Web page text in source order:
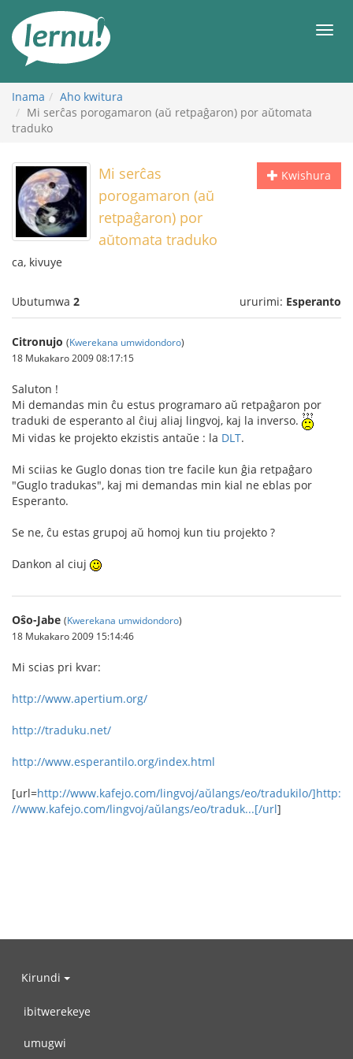
rupapuro
rw'ibirimwo
Inama
Aho kwitura
Mi serĉas porogamaron (aŭ retpaĝaron) por aŭtomata
traduko
Kwishura
Mi serĉas
porogamaron (aŭ
retpaĝaron) por
aŭtomata traduko
ca, kivuye
Ubutumwa 2 ururimi: Esperanto
Citronujo (Kwerekana umwidondoro)
18 Mukakaro 2009 08:17:15
Saluton !
Mi demandas min ĉu estus programaro aŭ retpaĝaron por
traduki de esperanto al ĉiuj aliaj lingvoj, kaj la inverso.
Mi vidas ke projekto ekzistis antaŭe : la DLT.
Mi sciias ke Guglo donas tion tre facile kun ĝia retpaĝaro
"Guglo tradukas", kaj mi demandas min kial ne eblas por
Esperanto.
Se ne, ĉu estas grupoj aŭ homoj kun tiu projekto ?
Dankon al ciuj
Oŝo-Jabe (Kwerekana umwidondoro)
18 Mukakaro 2009 15:14:46
Mi scias pri kvar:
http://www.apertium.org/
http://traduku.net/
http://www.esperantilo.org/index.html
[url=http://www.kafejo.com/lingvoj/aŭlangs/eo/tradukilo/]http:
//www.kafejo.com/lingvoj/aŭlangs/eo/traduk...[/url]
Kirundi
ibitwerekeye
umugwi